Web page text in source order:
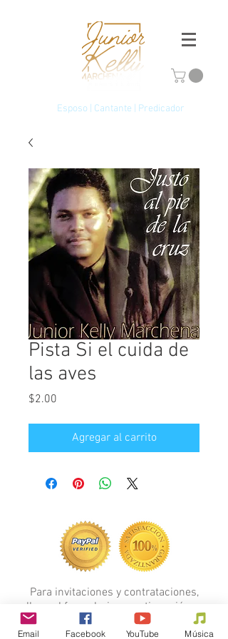
Esposo | Cantante | Predicador
Pista Si el cuida de
las aves
$2.00
Agregar al carrito
Para invitaciones y contrataciones,
llene el formulario a continuación...
FORMULARIO
Email Facebook YouTube Música